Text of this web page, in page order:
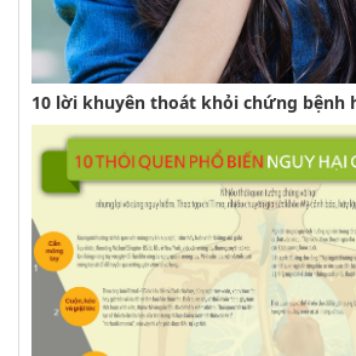
10 lời khuyên thoát khỏi chứng bệnh